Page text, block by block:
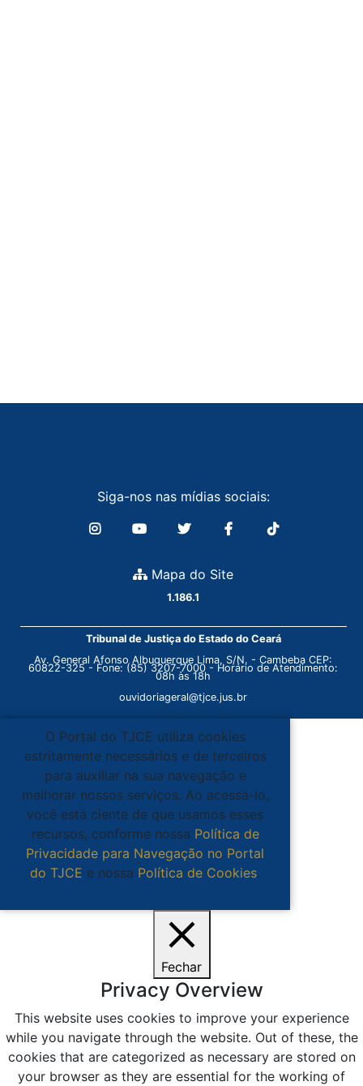
Siga-nos nas mídias sociais:
Mapa do Site
1.186.1
Tribunal de Justiça do Estado do Ceará
Av. General Afonso Albuquerque Lima, S/N. - Cambeba CEP:
60822-325 - Fone: (85) 3207-7000 - Horário de Atendimento:
08h às 18h
ouvidoriageral@tjce.jus.br
O Portal do TJCE utiliza cookies
estritamente necessários e de terceiros
para auxiliar na sua navegação e
melhorar nossos serviços. Ao acessá-lo,
você está ciente de que usamos esses
recursos, conforme nossa Política de
Privacidade para Navegação no Portal
do TJCE e nossa Política de Cookies.
Fechar
Privacy Overview
This website uses cookies to improve your experience
while you navigate through the website. Out of these, the
cookies that are categorized as necessary are stored on
your browser as they are essential for the working of